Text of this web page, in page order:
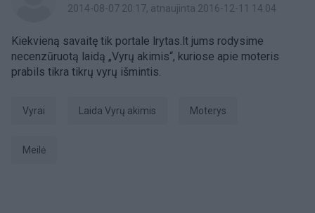
2014-08-07 20:17, atnaujinta 2016-12-11 14:04
Kiekvieną savaitę tik portale lrytas.lt jums rodysime
necenzūruotą laidą „Vyrų akimis“, kuriose apie moteris
prabils tikra tikrų vyrų išmintis.
vyrai laida Vyrų akimis Moterys
Meilė